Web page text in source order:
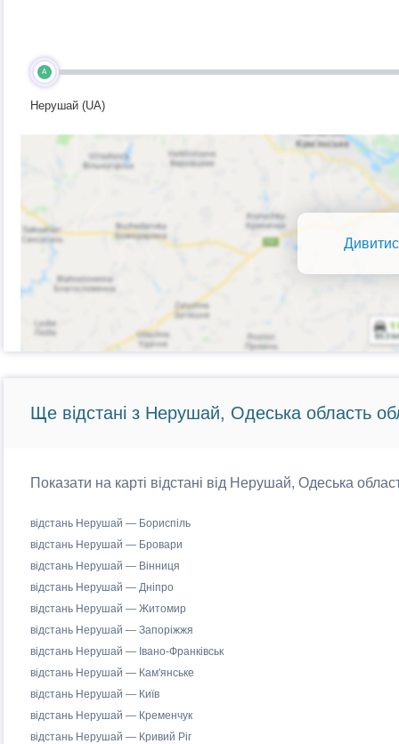
A
Нерушай (UA)
Ще відстані з Нерушай, Одеська область
Показати на карті відстані від Нерушай, Одеська
відстань Нерушай — Бориспіль
відстань Нерушай — Бровари
відстань Нерушай — Вінниця
відстань Нерушай — Дніпро
відстань Нерушай — Житомир
відстань Нерушай — Запоріжжя
відстань Нерушай — Івано-Франківськ
відстань Нерушай — Кам'янське
відстань Нерушай — Київ
відстань Нерушай — Кременчук
відстань Нерушай — Кривий Ріг